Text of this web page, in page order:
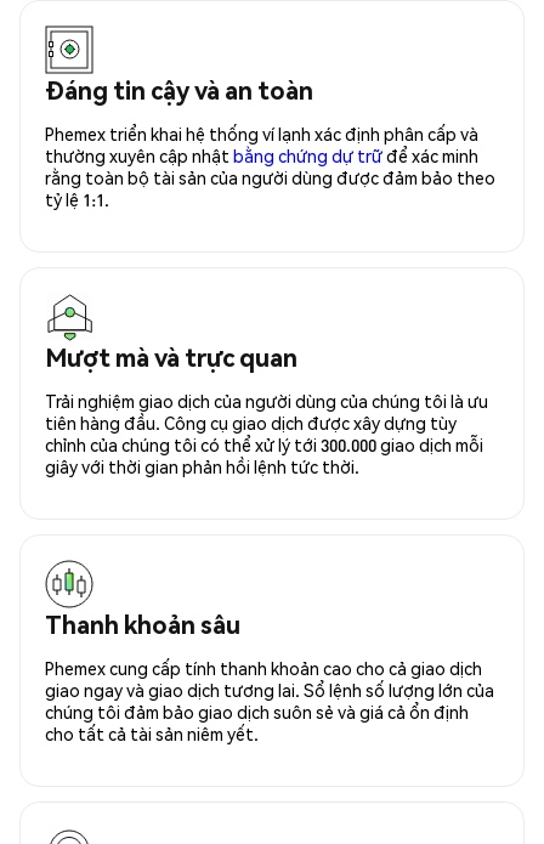
Đáng tin cậy và an toàn
Phemex triển khai hệ thống ví lạnh xác định phân cấp và
thường xuyên cập nhật bằng chứng dự trữđể xác minh
rằng toàn bộ tài sản của người dùng được đảm bảo theo
tỷ lệ 1:1.
Mượt mà và trực quan
Trải nghiệm giao dịch của người dùng của chúng tôi là ưu
tiên hàng đầu. Công cụ giao dịch được xây dựng tùy
chỉnh của chúng tôi có thể xử lý tới 300.000 giao dịch mỗi
giây với thời gian phản hồi lệnh tức thời.
Thanh khoản sâu
Phemex cung cấp tính thanh khoản cao cho cả giao dịch
giao ngay và giao dịch tương lai. Sổ lệnh số lượng lớn của
chúng tôi đảm bảo giao dịch suôn sẻ và giá cả ổn định
cho tất cả tài sản niêm yết.